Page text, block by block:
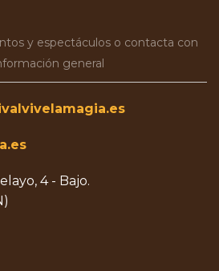
y espectáculos o contacta con
general
4 - Bajo.